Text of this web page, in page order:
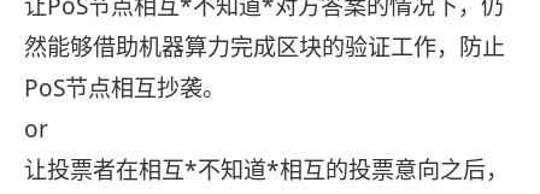
然能够借助机器算力完成区块的验证工作，防止
PoS节点相互抄袭。
or
让投票者在相互*不知道*相互的投票意向之后，